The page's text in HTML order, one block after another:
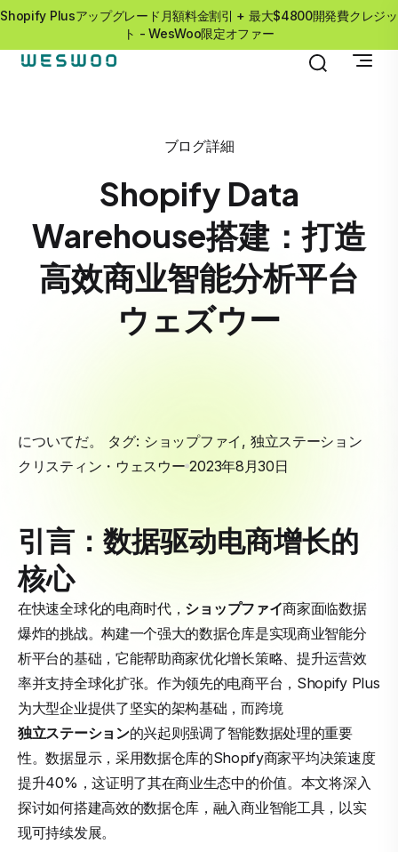
Shopify Plusアップグレード月額料金割引 + 最大$4800開発費クレジッ
ト - WesWoo限定オファー
ブログ詳細
Shopify Data
Warehouse搭建：打造
高效商业智能分析平台
ウェズウー
についてだ。 タグ: ショップファイ , 独立ステーション
クリスティン・ウェスウー 2023年8月30日
引言：数据驱动电商增长的
核心
在快速全球化的电商时代， ショップファイ商家面临数据
爆炸的挑战。构建一个强大的数据仓库是实现商业智能分
析平台的基础，它能帮助商家优化增长策略、提升运营效
率并支持全球化扩张。作为领先的电商平台，Shopify Plus
为大型企业提供了坚实的架构基础，而跨境
独立ステーション的兴起则强调了智能数据处理的重要
性。数据显示，采用数据仓库的Shopify商家平均决策速度
提升40%，这证明了其在商业生态中的价值。本文将深入
探讨如何搭建高效的数据仓库，融入商业智能工具，以实
现可持续发展。